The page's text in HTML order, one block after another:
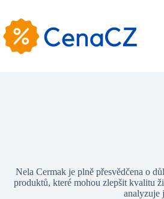
content
Nela Cermak je plně přesvědčena o
produktů, které mohou zlepšit kvalitu
analyzuje